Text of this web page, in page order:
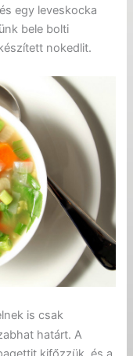
egy leveskocka
bele bolti
nokedlit.
is csak
határt. A